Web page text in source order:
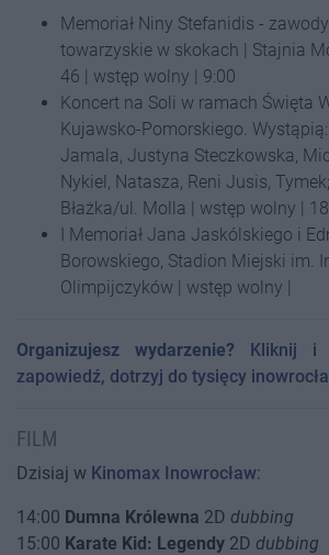
Memoriał Niny Stefanidis -
towarzyskie w skokach | Stajnia
46 | wstęp wolny | 9:00
Koncert na Soli w ramach Święta
Kujawsko-Pomorskiego.
Jamala, Justyna Steczkowska,
Nykiel, Natasza, Reni Jusis,
Błażka/ul. Molla | wstęp wolny |
I Memoriał Jana Jaskólskiego i
Borowskiego, Stadion Miejski im.
Olimpijczyków | wstęp wolny |
Organizujesz wydarzenie? Kliknij i
zapowiedź, dotrzyj do tysięcy
FILM
Dzisiaj w Kinomax Inowrocław:
14:00 Dumna Królewna 2D dubbing
15:00 Karate Kid: Legendy 2D dubbing